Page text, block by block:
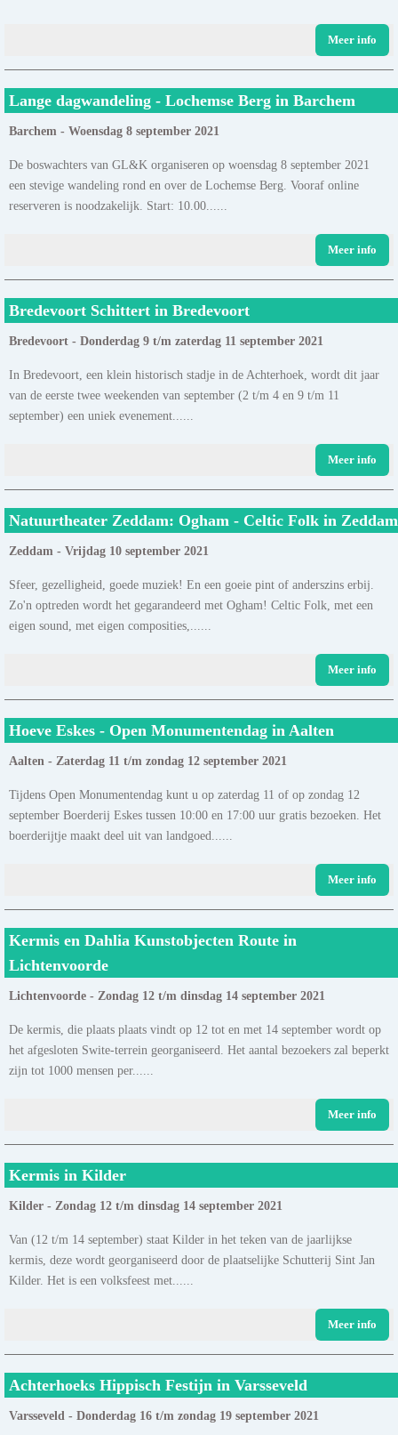
Meer info
Lange dagwandeling - Lochemse Berg in Barchem
Barchem - Woensdag 8 september 2021
De boswachters van GL&K organiseren op woensdag 8 september 2021
een stevige wandeling rond en over de Lochemse Berg. Vooraf online
reserveren is noodzakelijk. Start: 10.00......
Meer info
Bredevoort Schittert in Bredevoort
Bredevoort - Donderdag 9 t/m zaterdag 11 september 2021
In Bredevoort, een klein historisch stadje in de Achterhoek, wordt dit jaar
van de eerste twee weekenden van september (2 t/m 4 en 9 t/m 11
september) een uniek evenement......
Meer info
Natuurtheater Zeddam: Ogham - Celtic Folk in Zeddam
Zeddam - Vrijdag 10 september 2021
Sfeer, gezelligheid, goede muziek! En een goeie pint of anderszins erbij.
Zo'n optreden wordt het gegarandeerd met Ogham! Celtic Folk, met een
eigen sound, met eigen composities,......
Meer info
Hoeve Eskes - Open Monumentendag in Aalten
Aalten - Zaterdag 11 t/m zondag 12 september 2021
Tijdens Open Monumentendag kunt u op zaterdag 11 of op zondag 12
september Boerderij Eskes tussen 10:00 en 17:00 uur gratis bezoeken. Het
boerderijtje maakt deel uit van landgoed......
Meer info
Kermis en Dahlia Kunstobjecten Route in
Lichtenvoorde
Lichtenvoorde - Zondag 12 t/m dinsdag 14 september 2021
De kermis, die plaats plaats vindt op 12 tot en met 14 september wordt op
het afgesloten Swite-terrein georganiseerd. Het aantal bezoekers zal beperkt
zijn tot 1000 mensen per......
Meer info
Kermis in Kilder
Kilder - Zondag 12 t/m dinsdag 14 september 2021
Van (12 t/m 14 september) staat Kilder in het teken van de jaarlijkse
kermis, deze wordt georganiseerd door de plaatselijke Schutterij Sint Jan
Kilder. Het is een volksfeest met......
Meer info
Achterhoeks Hippisch Festijn in Varsseveld
Varsseveld - Donderdag 16 t/m zondag 19 september 2021